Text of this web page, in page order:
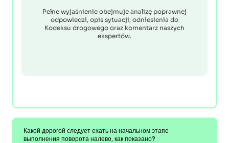
Pełne wyjaśnienie obejmuje analizę poprawnej
odpowiedzi, opis sytuacji, odniesienia do
Kodeksu drogowego oraz komentarz naszych
ekspertów.
Какой дорогой следует ехать на начальном этапе
выполнения поворота налево, как показано?